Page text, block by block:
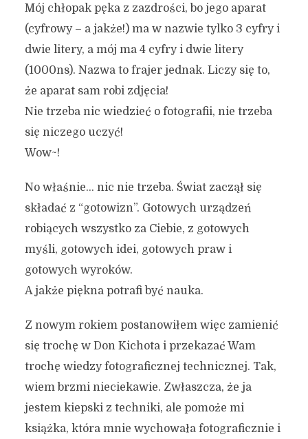
Mój chłopak pęka z zazdrości, bo jego aparat
(cyfrowy – a jakże!) ma w nazwie tylko 3 cyfry i
dwie litery, a mój ma 4 cyfry i dwie litery
(1000ns). Nazwa to frajer jednak. Liczy się to,
że aparat sam robi zdjęcia!
Nie trzeba nic wiedzieć o fotografii, nie trzeba
się niczego uczyć!
Wow~!
No właśnie… nic nie trzeba. Świat zaczął się
składać z “gotowizn”. Gotowych urządzeń
robiących wszystko za Ciebie, z gotowych
myśli, gotowych idei, gotowych praw i
gotowych wyroków.
A jakże piękna potrafi być nauka.
Z nowym rokiem postanowiłem więc zamienić
się trochę w Don Kichota i przekazać Wam
trochę wiedzy fotograficznej technicznej. Tak,
wiem brzmi nieciekawie. Zwłaszcza, że ja
jestem kiepski z techniki, ale pomoże mi
książka, która mnie wychowała fotograficznie i